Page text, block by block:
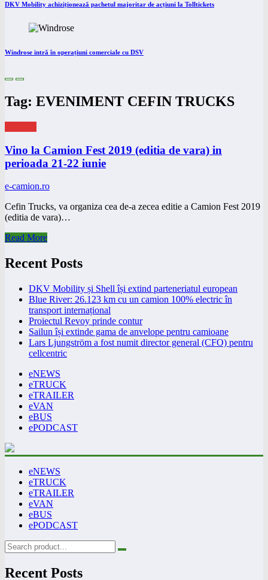
DKV Mobility achiziționează pachetul majoritar de acțiuni la Tolltickets
Windrose intră în operațiuni comerciale cu DSV
Tag: EVENIMENT CEFIN TRUCKS
Vino la Camion Fest 2019 (editia de vara) in
perioada 21-22 iunie
e-camion.ro
Cefin Trucks, va organiza cea de-a zecea editie a Camion Fest 2019
(editia de vara)…
Read More
Recent Posts
DKV Mobility și Shell își extind parteneriatul european
Blue River: 26.123 km cu un camion 100% electric în
transport internațional
Proiectul Revoy prinde contur
Sailun își extinde gama de anvelope pentru camioane
Lars Ljungström a fost numit director general (CFO) pentru
cellcentric
eNEWS
eTRUCK
eTRAILER
eVAN
eBUS
ePODCAST
eNEWS
eTRUCK
eTRAILER
eVAN
eBUS
ePODCAST
Recent Posts